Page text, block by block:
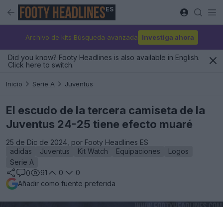
ES
Archivo de kits Búsqueda avanzada Investiga ahora
Did you know? Footy Headlines is also available in English.
Click here to switch.
Inicio Serie A Juventus
El escudo de la tercera camiseta de la
Juventus 24-25 tiene efecto muaré
25 de Dic de 2024, por Footy Headlines ES
adidas
Juventus Kit Watch Equipaciones
Logos
Serie A
0
91 0
0
Añadir como fuente preferida